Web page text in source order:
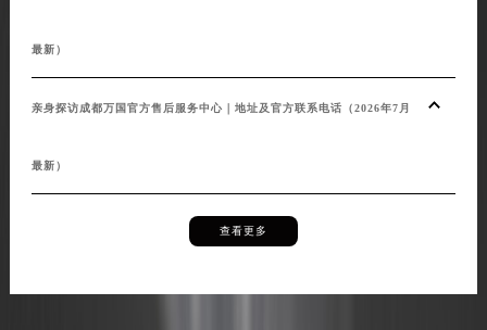
最新）
亲身探访成都万国官方售后服务中心｜地址及官方联系电话（2026年7月
最新）
查看更多